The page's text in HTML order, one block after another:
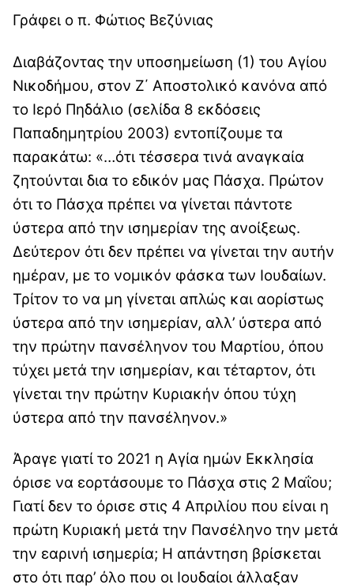
Γράφει ο π. Φώτιος Βεζύνιας
Διαβάζοντας την υποσημείωση (1) του Αγίου
Νικοδήμου, στον Ζ΄ Αποστολικό κανόνα από
το Ιερό Πηδάλιο (σελίδα 8 εκδόσεις
Παπαδημητρίου 2003) εντοπίζουμε τα
παρακάτω: «…ότι τέσσερα τινά αναγκαία
ζητούνται δια το εδικόν μας Πάσχα. Πρώτον
ότι το Πάσχα πρέπει να γίνεται πάντοτε
ύστερα από την ισημερίαν της ανοίξεως.
Δεύτερον ότι δεν πρέπει να γίνεται την αυτήν
ημέραν, με το νομικόν φάσκα των Ιουδαίων.
Τρίτον το να μη γίνεται απλώς και αορίστως
ύστερα από την ισημερίαν, αλλ’ ύστερα από
την πρώτην πανσέληνον του Μαρτίου, όπου
τύχει μετά την ισημερίαν, και τέταρτον, ότι
γίνεται την πρώτην Κυριακήν όπου τύχη
ύστερα από την πανσέληνον.»
Άραγε γιατί το 2021 η Αγία ημών Εκκλησία
όρισε να εορτάσουμε το Πάσχα στις 2 Μαΐου;
Γιατί δεν το όρισε στις 4 Απριλίου που είναι η
πρώτη Κυριακή μετά την Πανσέληνο την μετά
την εαρινή ισημερία; Η απάντηση βρίσκεται
στο ότι παρ’ όλο που οι Ιουδαίοι άλλαξαν